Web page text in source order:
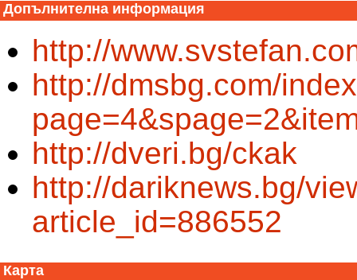
Допълнителна информация
http://
http://dmsbg.com/
http://dveri.bg/ckak
http://dariknews.bg/
article_id=886552
Карта